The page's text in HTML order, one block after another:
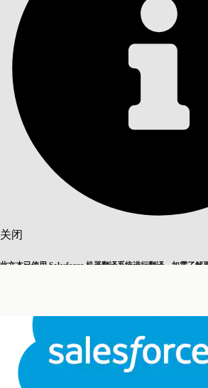
关闭
此文本已使用 Salesforce 机器翻译系统进行翻译。如需了解
关闭关闭
目录